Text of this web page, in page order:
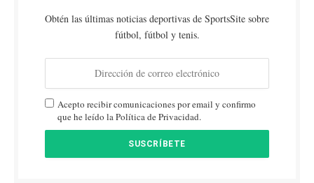
Obtén las últimas noticias deportivas de SportsSite sobre
fútbol, fútbol y tenis.
Acepto recibir comunicaciones por email y confirmo
que he leído la Política de Privacidad.